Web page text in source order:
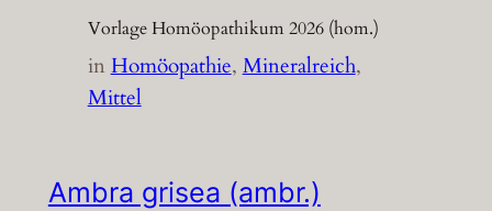
Vorlage Homöopathikum 2026 (hom.)
inHomöopathie, Mineralreich
Mittel
Ambra grisea (ambr.)